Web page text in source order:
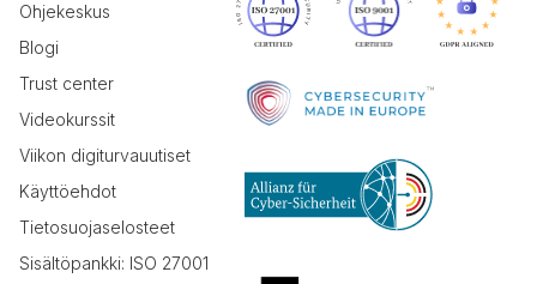
Ohjekeskus
Blogi
Trust center
Videokurssit
Viikon digiturvauutiset
Käyttöehdot
Tietosuojaselosteet
Sisältöpankki: ISO 27001